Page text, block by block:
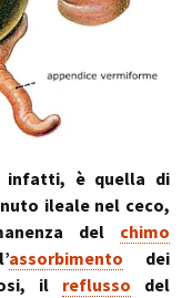
infatti, è quella di
ileale nel ceco,
del chimo
assorbimento dei
il reflusso del